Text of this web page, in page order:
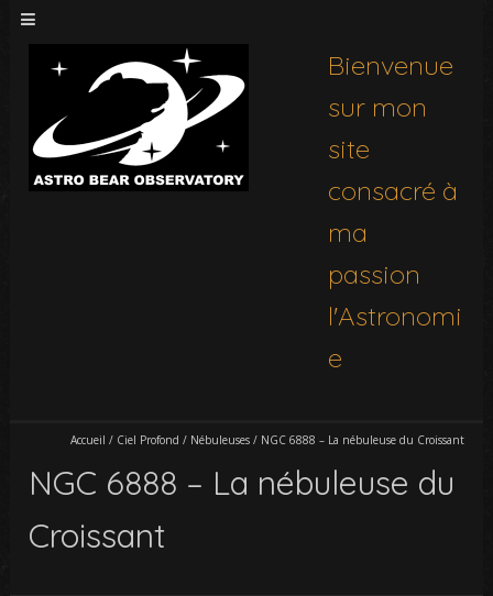
Bienvenue
sur mon
site
consacré à
ma
passion
l'Astronomi
e
Accueil / Ciel Profond / Nébuleuses/ NGC 6888 – La nébuleuse du Croissant
NGC 6888 – La nébuleuse du
Croissant